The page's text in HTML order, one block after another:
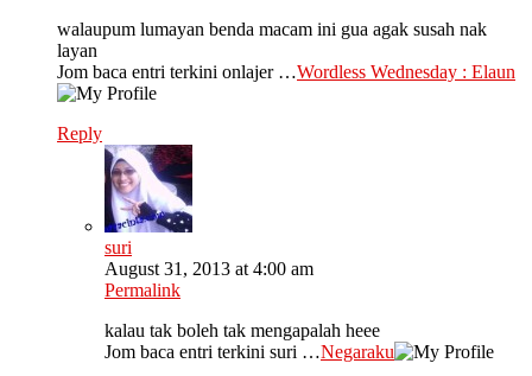
walaupum lumayan benda macam ini gua agak susah nak
layan
Jom baca entri terkini onlajer …Wordless Wednesday : Elaun
Reply
suri
August 31, 2013 at 4:00 am
Permalink
kalau tak boleh tak mengapalah heee
Jom baca entri terkini suri …Negaraku